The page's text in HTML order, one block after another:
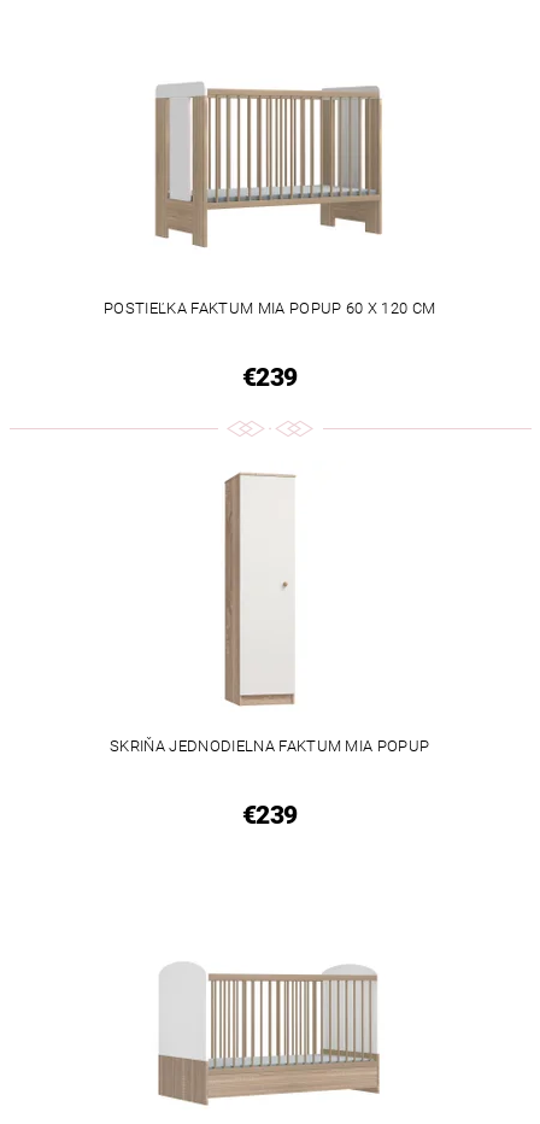
POSTIEĽKA FAKTUM MIA POPUP 60 X 120 CM
€239
SKRIŇA JEDNODIELNA FAKTUM MIA POPUP
€239